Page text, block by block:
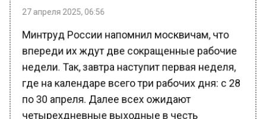
впереди их ждут две сокращенные рабочие
недели. Так, завтра наступит первая неделя,
где на календаре всего три рабочих дня: с 28
по 30 апреля. Далее всех ожидают
четырехдневные выходные в честь